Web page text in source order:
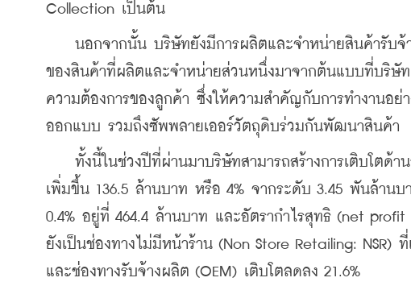
Collection เป็นต้น
นอกจากนั้น บริษัทยังมีการผลิตและจำหน่ายสินค้ารับจ้
ของสินค้าที่ผลิตและจำหน่ายส่วนหนึ่งมาจากต้นแบบที่บริษั
ความต้องการของลูกค้า ซึ่งให้ความสำคัญกับการทำงานอ
ออกแบบ รวมถึงซัพพลายเออร์วัตถุดิบร่วมกันพัฒนาสินค้า
ทั้งนี้ในช่วงปีที่ผ่านมาบริษัทสามารถสร้างการเติบโตด้า
เพิ่มขึ้น 136.5 ล้านบาท หรือ 4% จากระดับ 3.45 พันล้าน
0.4% อยู่ที่ 464.4 ล้านบาท และอัตรากำไรสุทธิ (net profit
ยังเป็นช่องทางไม่มีหน้าร้าน (Non Store Retailing: NSR)
และช่องทางรับจ้างผลิต (OEM) เติบโตลดลง 21.6%